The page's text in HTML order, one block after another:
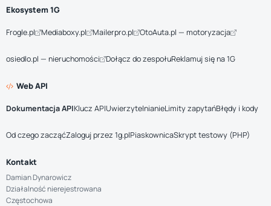
Ekosystem 1G
Frogle.pl Mediaboxy.pl Mailerpro.pl OtoAuta.pl — motoryzacja
osiedlo.pl — nieruchomości Dołącz do zespołuReklamuj się na 1G
Web API
Dokumentacja APIKlucz APIUwierzytelnianieLimity zapytańBłędy i kody
Od czego zacząćZaloguj przez 1g.plPiaskownicaSkrypt testowy (PHP)
Kontakt
Damian Dynarowicz
Działalność nierejestrowana
Częstochowa